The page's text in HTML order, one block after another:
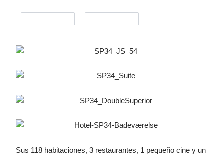
Sus 118 habitaciones, 3 restaurantes, 1 pequeño cine y un